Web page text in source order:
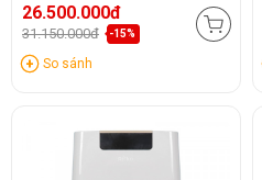
26.500.000đ
31.150.000đ -15%
So sánh